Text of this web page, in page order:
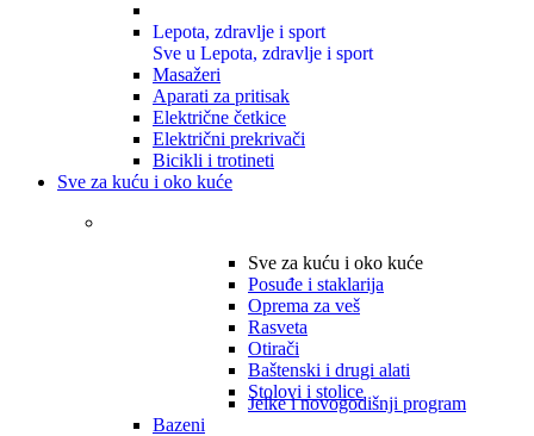
Lepota, zdravlje i sport
Sve u Lepota, zdravlje i sport
Masažeri
Aparati za pritisak
Električne četkice
Električni prekrivači
Bicikli i trotineti
Sve za kuću i oko kuće
Sve za kuću i oko kuće
Posuđe i staklarija
Oprema za veš
Rasveta
Otirači
Baštenski i drugi alati
Stolovi i stolice
Jelke i novogodišnji program
Bazeni